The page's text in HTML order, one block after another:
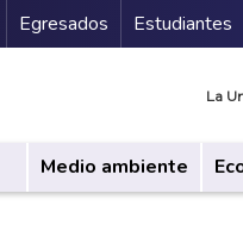
Secundario
Egresados Estudiantes
La
Medio ambiente